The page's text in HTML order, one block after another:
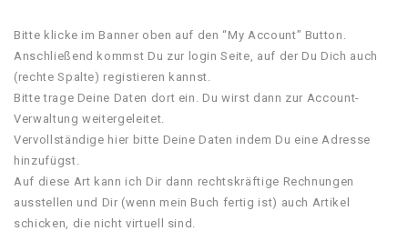
Bitte klicke im Banner oben auf den “My Account” Button.
Anschließend kommst Du zur login Seite, auf der Du Dich auch
(rechte Spalte) registieren kannst.
Bitte trage Deine Daten dort ein. Du wirst dann zur Account-
Verwaltung weitergeleitet.
Vervollständige hier bitte Deine Daten indem Du eine Adresse
hinzufügst.
Auf diese Art kann ich Dir dann rechtskräftige Rechnungen
ausstellen und Dir (wenn mein Buch fertig ist) auch Artikel
schicken, die nicht virtuell sind.